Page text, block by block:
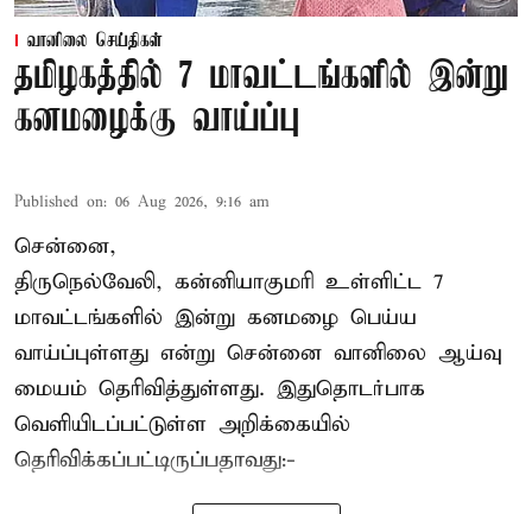
வானிலை செய்திகள்
தமிழகத்தில் 7 மாவட்டங்களில் இன்று
கனமழைக்கு வாய்ப்பு
Published on: 06 Aug 2026, 9:16 am
சென்னை,
திருநெல்வேலி, கன்னியாகுமரி உள்ளிட்ட 7
மாவட்டங்களில் இன்று கனமழை பெய்ய
வாய்ப்புள்ளது என்று சென்னை வானிலை ஆய்வு
மையம் தெரிவித்துள்ளது. இதுதொடர்பாக
வெளியிடப்பட்டுள்ள அறிக்கையில்
தெரிவிக்கப்பட்டிருப்பதாவது:-